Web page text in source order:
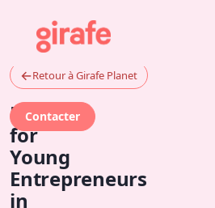
←Retour à Girafe Planet
Meetup
for
Young
Entrepreneurs
in
Contacter